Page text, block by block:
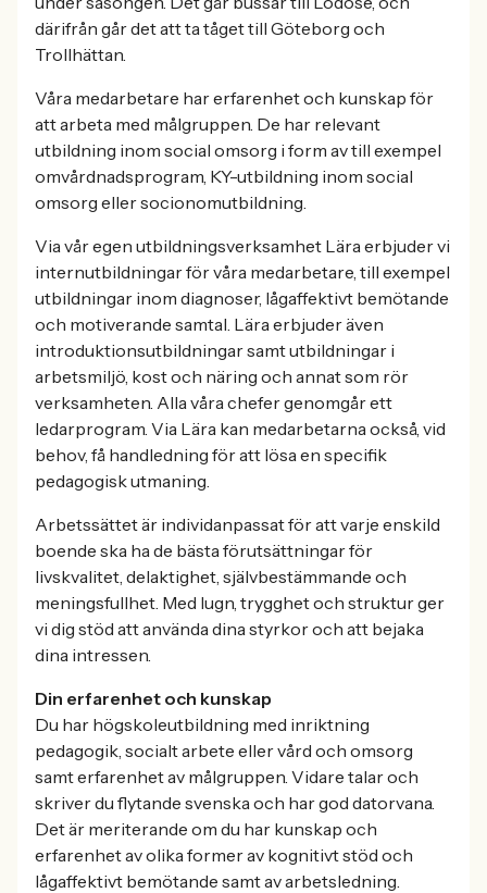
därifrån går det att ta tåget till Göteborg och
Trollhättan.
Våra medarbetare har erfarenhet och kunskap för
att arbeta med målgruppen. De har relevant
utbildning inom social omsorg i form av till exempel
omvårdnadsprogram, KY-utbildning inom social
omsorg eller socionomutbildning.
Via vår egen utbildningsverksamhet Lära erbjuder vi
internutbildningar för våra medarbetare, till exempel
utbildningar inom diagnoser, lågaffektivt bemötande
och motiverande samtal. Lära erbjuder även
introduktionsutbildningar samt utbildningar i
arbetsmiljö, kost och näring och annat som rör
verksamheten. Alla våra chefer genomgår ett
ledarprogram. Via Lära kan medarbetarna också, vid
behov, få handledning för att lösa en specifik
pedagogisk utmaning.
Arbetssättet är individanpassat för att varje enskild
boende ska ha de bästa förutsättningar för
livskvalitet, delaktighet, självbestämmande och
meningsfullhet. Med lugn, trygghet och struktur ger
vi dig stöd att använda dina styrkor och att bejaka
dina intressen.
Din erfarenhet och kunskap
Du har högskoleutbildning med inriktning
pedagogik, socialt arbete eller vård och omsorg
samt erfarenhet av målgruppen. Vidare talar och
skriver du flytande svenska och har god datorvana.
Det är meriterande om du har kunskap och
erfarenhet av olika former av kognitivt stöd och
lågaffektivt bemötande samt av arbetsledning.